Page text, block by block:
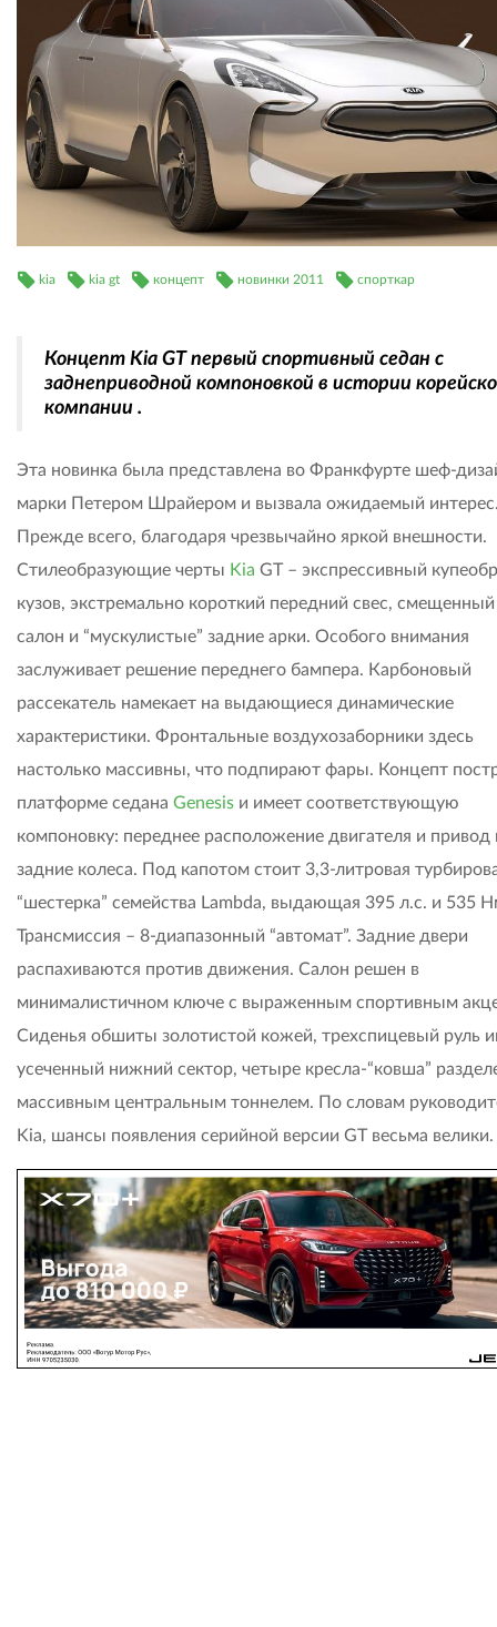
kia kia gt концепт новинки 2011 спорткар
Концепт Kia GT первый спортивный седан с
заднеприводной компоновкой в истории
компании .
Эта новинка была представлена во Франкфурте шеф-
марки Петером Шрайером и вызвала ожидаемый
Прежде всего, благодаря чрезвычайно яркой внешности.
Стилеобразующие черты Kia GT – экспрессивный
кузов, экстремально короткий передний свес, смещенный
салон и “мускулистые” задние арки. Особого внимания
заслуживает решение переднего бампера. Карбоновый
рассекатель намекает на выдающиеся динамические
характеристики. Фронтальные воздухозаборники здесь
настолько массивны, что подпирают фары. Концепт
платформе седана Genesis и имеет соответствующую
компоновку: переднее расположение двигателя и привод
задние колеса. Под капотом стоит 3,3-литровая
“шестерка” семейства Lambda, выдающая 395 л.с. и 535
Трансмиссия – 8-диапазонный “автомат”. Задние двери
распахиваются против движения. Салон решен в
минималистичном ключе с выраженным спортивным
Сиденья обшиты золотистой кожей, трехспицевый руль
усеченный нижний сектор, четыре кресла-“ковша”
массивным центральным тоннелем. По словам
Kia, шансы появления серийной версии GT весьма велики.